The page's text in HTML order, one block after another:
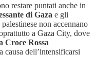
restare puntati anche in
di Gaza e gli
non accennano
a Gaza City, dove
Croce Rossa
causa dell’intensificarsi